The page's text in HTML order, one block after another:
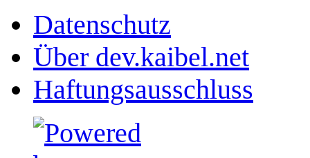
Datenschutz
Über dev.kaibel.net
Haftungsausschluss